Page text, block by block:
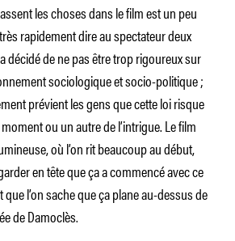
les choses dans le film est un peu
rapidement dire au spectateur deux
décidé de ne pas être trop rigoureux sur
sociologique et socio-politique ;
prévient les gens que cette loi risque
ou un autre de l’intrigue. Le film
où l’on rit beaucoup au début,
en tête que ça a commencé avec ce
l’on sache que ça plane au-dessus de
de Damoclès.